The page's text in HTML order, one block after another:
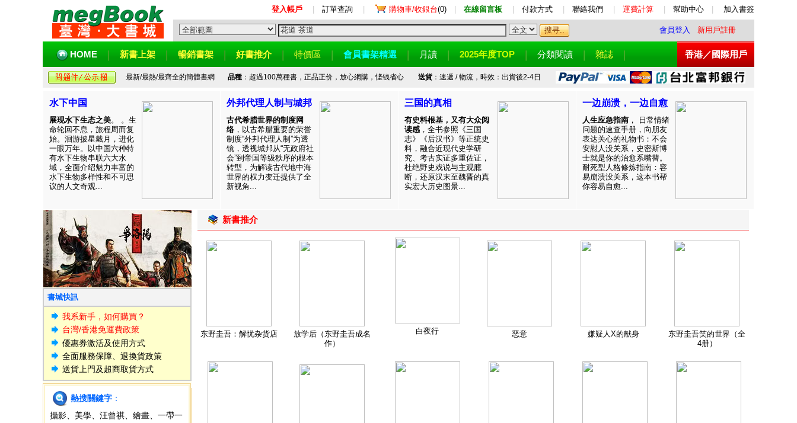
登入帳戶 訂單查詢 購物車/收銀台(0) 在線留言板 付款方式 聯絡我們 運費計算 幫助中心 加入書簽
會員登入 新用戶註冊
HOME 新書上架 暢銷書架 好書推介 特價區 會員書架精選 月讀 2025年度TOP 分類閱讀 雜誌 香港／國際用戶
最新/最熱/最齊全的簡體書網 品種：超過100萬種書，正品正价，放心網購，悭钱省心 送貨：速遞 / 物流，時效：出貨後2-4日
水下中国
展现水下生态之美。 。生
命轮回不息，旅程周而复
始。洄游披星戴月，进化
一眼万年。以中国六种特
有水下生物串联六大水
域，全面介绍魅力丰富的
水下生物多样性和不可思
议的人文奇观...
外邦代理人制与城邦
古代希腊世界的制度网
络 ，以古希腊重要的荣誉
制度“外邦代理人制”为透
镜，透视城邦从“无政府社
会”到帝国等级秩序的根本
转型，为解读古代地中海
世界的权力变迁提供了全
新视角...
三国的真相
有史料根基，又有大众阅
读感 ，全书参照《三国
志》《后汉书》等正统史
料，融合近现代史学研
究、考古实证多重佐证，
杜绝野史戏说与主观臆
断，还原汉末至魏晋的真
实宏大历史图景...
一边崩溃，一边自愈
人生应急指南 ， 日常情绪
问题的速查手册，向朋友
表达关心的礼物书：不会
安慰人没关系，史密斯博
士就是你的治愈系嘴替。
耐死型人格修炼指南：容
易崩溃没关系，这本书帮
你容易自愈...
書城快訊
我系新手，如何購買？
台灣/香港免運費政策
優惠券激活及使用方式
全面服務保障、退換貨政策
送貨上門及超商取貨方式
熱搜關鍵字 ：
攝影
美學 汪曾祺 繪畫
一帶一
新書推介
东野圭吾：解忧杂货店
放学后（东野圭吾成名
作）
白夜行 恶意 嫌疑人X的献身
东野圭吾笑的世界（全
4册）